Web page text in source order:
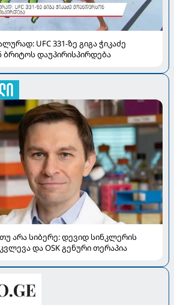
UFC 331-ზე გიგა ჭიკაძე
დაუპირისპირდება
არა სიბერე: დევიდ სინკლერის
და OSK გენური თერაპია